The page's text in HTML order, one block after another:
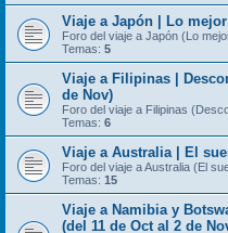
Viaje a Japón | Lo
Foro del viaje a Japón (Lo
Temas: 5
Viaje a Filipinas |
de Nov)
Foro del viaje a Filipinas
Temas: 6
Viaje a Australia | El
Foro del viaje a Australia (El
Temas: 15
Viaje a Namibia y
(del 11 de Oct al 2 de